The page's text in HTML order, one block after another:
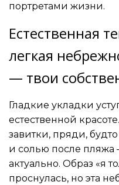
портретами жизни.
Естественная
легкая
— твои
Гладкие укладки
естественной
завитки, пряди,
и солью после пляжа
актуально. Образ «я
проснулась, но эта